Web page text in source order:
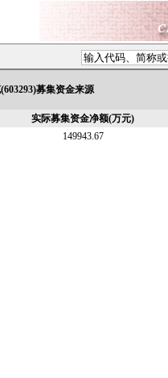
募集资金来源
实际募集资金净额(万元)
149943.67